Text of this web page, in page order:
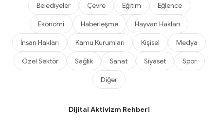
Belediyeler Çevre Eğitim Eğlence
Ekonomi Haberleşme Hayvan Hakları
İnsan Hakları Kamu Kurumları Kişisel Medya
Özel Sektör Sağlık Sanat Siyaset Spor
Diğer
Dijital Aktivizm Rehberi